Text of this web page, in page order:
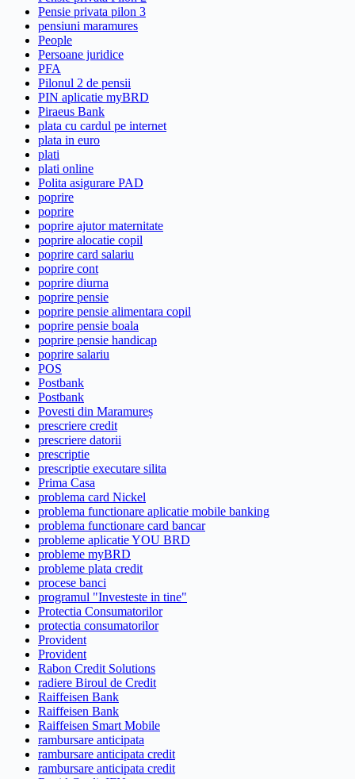
Pensie privata pilon 3
pensiuni maramures
People
Persoane juridice
PFA
Pilonul 2 de pensii
PIN aplicatie myBRD
Piraeus Bank
plata cu cardul pe internet
plata in euro
plati
plati online
Polita asigurare PAD
poprire
poprire
poprire ajutor maternitate
poprire alocatie copil
poprire card salariu
poprire cont
poprire diurna
poprire pensie
poprire pensie alimentara copil
poprire pensie boala
poprire pensie handicap
poprire salariu
POS
Postbank
Postbank
Povesti din Maramureș
prescriere credit
prescriere datorii
prescriptie
prescriptie executare silita
Prima Casa
problema card Nickel
problema functionare aplicatie mobile banking
problema functionare card bancar
probleme aplicatie YOU BRD
probleme myBRD
probleme plata credit
procese banci
programul "Investeste in tine"
Protectia Consumatorilor
protectia consumatorilor
Provident
Provident
Rabon Credit Solutions
radiere Biroul de Credit
Raiffeisen Bank
Raiffeisen Bank
Raiffeisen Smart Mobile
rambursare anticipata
rambursare anticipata credit
rambursare anticipata credit